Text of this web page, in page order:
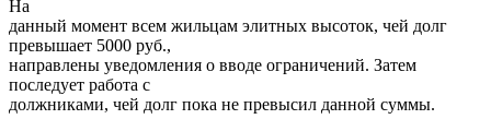
На
данный момент всем жильцам элитных высоток, чей долг
превышает 5000 руб.,
направлены уведомления о вводе ограничений. Затем
последует работа с
должниками, чей долг пока не превысил данной суммы.